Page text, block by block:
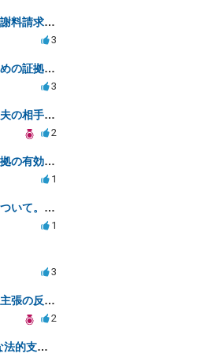
未成年の娘がネット恋愛で慰謝料請求を受けた場合の対処法は？
3
浮気相手への慰謝料請求のための証拠集めと探偵選び
3
カカオトークで不貞していた夫の相手を特定したい
2
不貞相手への慰謝料請求、証拠の有効性と対応方法は？
1
慰謝料請求時の不定の証拠について。効力があるのか知りたい。
1
3
最終準備書面に証人尋問での主張の反論を加えて良いか
2
DV被害の緊急対応と継続的な法的支援を求む